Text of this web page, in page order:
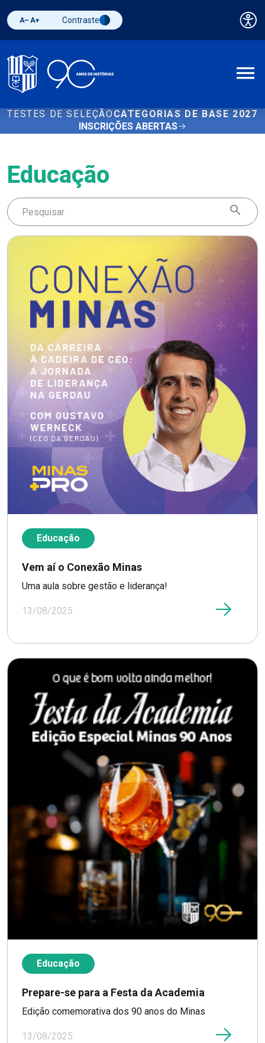
Diminuir fonte
Aumentar fonteAlternar contraste
Contraste
TESTES DE SELEÇÃO CATEGORIAS DE BASE 2027
INSCRIÇÕES ABERTAS
Educação
Buscar
Educação
Vem aí o Conexão Minas
Uma aula sobre gestão e liderança!
13/08/2025
Educação
Prepare-se para a Festa da Academia
Edição comemorativa dos 90 anos do Minas
13/08/2025